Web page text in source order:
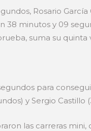
Rosario
38 minutos y 09
suma su
para
y Sergio Castillo
las carreras